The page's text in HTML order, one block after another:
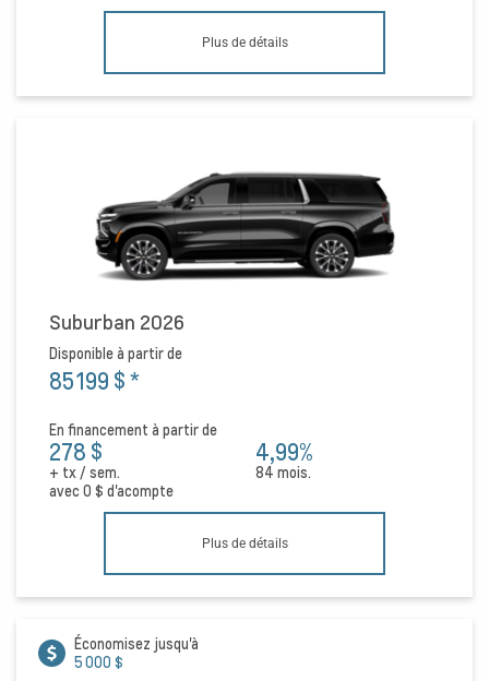
Plus de détails
Suburban 2026
Disponible à partir de
85 199 $*
En financement à partir de
278 $
+ tx / sem.
4,99%
84 mois.
avec0 $ d'acompte
Plus de détails
Économisez jusqu'à
5 000 $